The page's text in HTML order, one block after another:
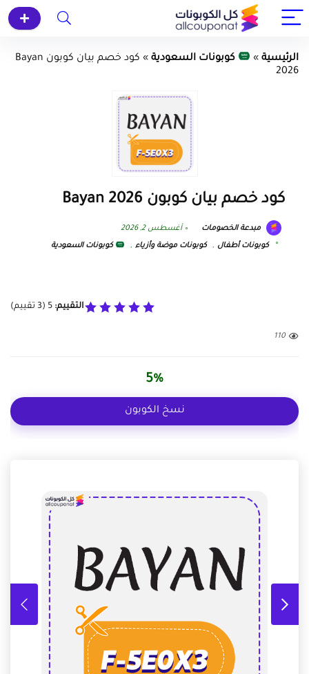
الرئيسية » كوبونات السعودية »
كود خصم بيان كوبون Bayan
2026
كود خصم بيان كوبون Bayan 2026
مبدعة الخصومات أغسطس 2, 2026
كوبونات أطفال , كوبونات موضة وأزياء , كوبونات السعودية
التقييم: 5
(
3 تقييم)
110
5%
نسخ الكوبون